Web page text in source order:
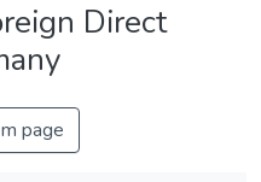
Direct
page